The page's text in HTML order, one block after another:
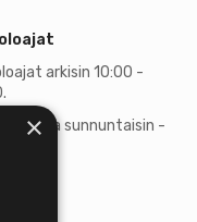
arkisin 10:00 -
ja sunnuntaisin -
×